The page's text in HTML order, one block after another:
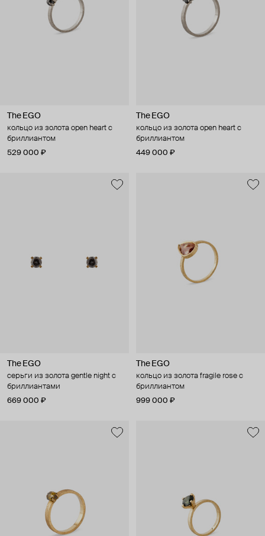
The EGO
кольцо из золота open heart с
бриллиантом
529 000 ₽
The EGO
кольцо из золота open heart с
бриллиантом
449 000 ₽
The EGO
серьги из золота gentle night с
бриллиантами
669 000 ₽
The EGO
кольцо из золота fragile rose с
бриллиантом
999 000 ₽